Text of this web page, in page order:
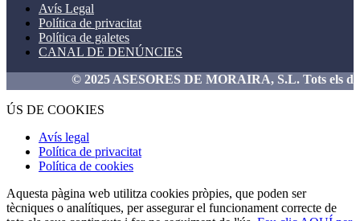
Avís Legal
Política de privacitat
Política de galetes
CANAL DE DENÚNCIES
© 2025 ASESORES DE MORAIRA, S.L. Tots els drets
ÚS DE COOKIES
Avís legal
Política de privacitat
Política de cookies
Aquesta pàgina web utilitza cookies pròpies, que poden ser
tècniques o analítiques, per assegurar el funcionament correcte de